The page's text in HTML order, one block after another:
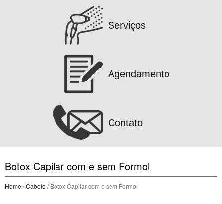
Serviços
Agendamento
Contato
Botox Capilar com e sem Formol
Home /Cabelo / Botox Capilar com e sem Formol